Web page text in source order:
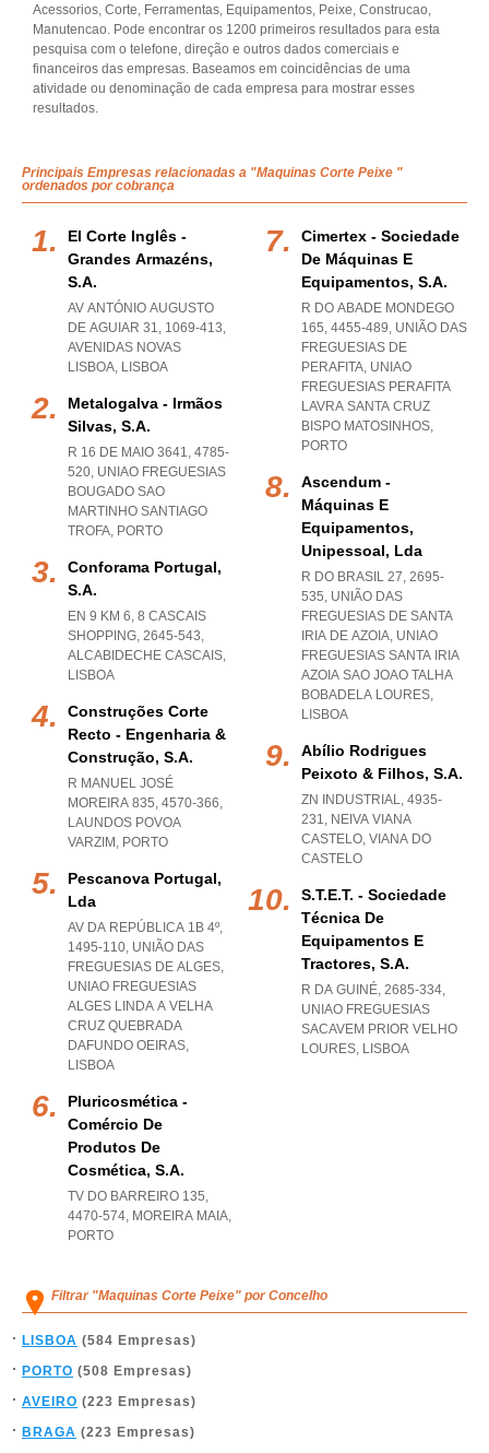
Acessorios, Corte, Ferramentas, Equipamentos, Peixe, Construcao,
Manutencao. Pode encontrar os 1200 primeiros resultados para esta
pesquisa com o telefone, direção e outros dados comerciais e
financeiros das empresas. Baseamos em coincidências de uma
atividade ou denominação de cada empresa para mostrar esses
resultados.
Principais Empresas relacionadas a "Maquinas Corte Peixe "
ordenados por cobrança
El Corte Inglês -
Grandes Armazéns,
S.a.
AV ANTÓNIO AUGUSTO
DE AGUIAR 31, 1069-413,
AVENIDAS NOVAS
LISBOA, LISBOA
Metalogalva - Irmãos
Silvas, S.a.
R 16 DE MAIO 3641, 4785-
520, UNIAO FREGUESIAS
BOUGADO SAO
MARTINHO SANTIAGO
TROFA, PORTO
Conforama Portugal,
S.a.
EN 9 KM 6, 8 CASCAIS
SHOPPING, 2645-543,
ALCABIDECHE CASCAIS,
LISBOA
Construções Corte
Recto - Engenharia &
Construção, S.a.
R MANUEL JOSÉ
MOREIRA 835, 4570-366,
LAUNDOS POVOA
VARZIM , PORTO
Pescanova Portugal,
Lda
AV DA REPÚBLICA 1B 4º,
1495-110, UNIÃO DAS
FREGUESIAS DE ALGES,
UNIAO FREGUESIAS
ALGES LINDA A VELHA
CRUZ QUEBRADA
DAFUNDO OEIRAS,
LISBOA
Pluricosmética -
Comércio De
Produtos De
Cosmética, S.a.
TV DO BARREIRO 135,
4470-574, MOREIRA MAIA,
PORTO
Cimertex - Sociedade
De Máquinas E
Equipamentos, S.a.
R DO ABADE MONDEGO
165, 4455-489, UNIÃO DAS
FREGUESIAS DE
PERAFITA, UNIAO
FREGUESIAS PERAFITA
LAVRA SANTA CRUZ
BISPO MATOSINHOS,
PORTO
Ascendum -
Máquinas E
Equipamentos,
Unipessoal, Lda
R DO BRASIL 27, 2695-
535, UNIÃO DAS
FREGUESIAS DE SANTA
IRIA DE AZOIA, UNIAO
FREGUESIAS SANTA IRIA
AZOIA SAO JOAO TALHA
BOBADELA LOURES,
LISBOA
Abílio Rodrigues
Peixoto & Filhos, S.a.
ZN INDUSTRIAL, 4935-
231, NEIVA VIANA
CASTELO, VIANA DO
CASTELO
S.t.e.t. - Sociedade
Técnica De
Equipamentos E
Tractores, S.a.
R DA GUINÉ, 2685-334,
UNIAO FREGUESIAS
SACAVEM PRIOR VELHO
LOURES, LISBOA
Filtrar "Maquinas Corte Peixe" por Concelho
LISBOA (584 Empresas)
PORTO (508 Empresas)
AVEIRO (223 Empresas)
BRAGA (223 Empresas)